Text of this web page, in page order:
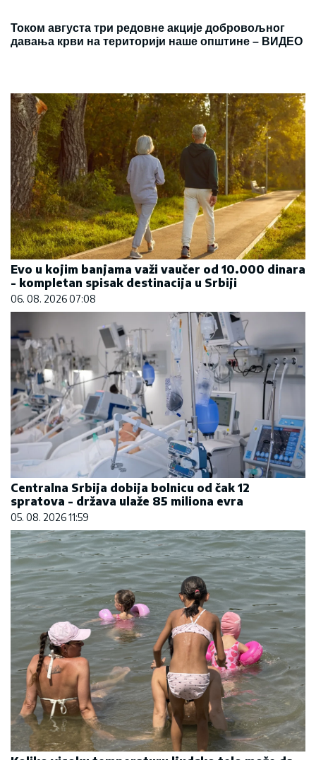
Током августа три редовне акције добровољног
давања крви на територији наше општине – ВИДЕО
Evo u kojim banjama važi vaučer od 10.000 dinara
- kompletan spisak destinacija u Srbiji
06. 08. 2026 07:08
Centralna Srbija dobija bolnicu od čak 12
spratova - država ulaže 85 miliona evra
05. 08. 2026 11:59